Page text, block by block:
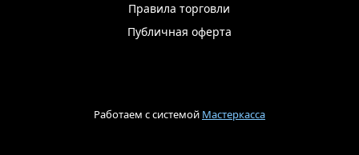
Правила торговли
Публичная оферта
Работаем с системой Мастеркасса